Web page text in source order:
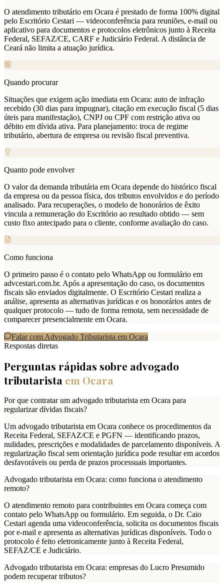
O atendimento tributário em Ocara é prestado de forma 100% digital
pelo Escritório Cestari — videoconferência para reuniões, e-mail ou
aplicativo para documentos e protocolos eletrônicos junto à Receita
Federal, SEFAZ/CE, CARF e Judiciário Federal. A distância de
Ceará não limita a atuação jurídica.
Quando procurar
Situações que exigem ação imediata em Ocara: auto de infração
recebido (30 dias para impugnar), citação em execução fiscal (5 dias
úteis para manifestação), CNPJ ou CPF com restrição ativa ou
débito em dívida ativa. Para planejamento: troca de regime
tributário, abertura de empresa ou revisão fiscal preventiva.
Quanto pode envolver
O valor da demanda tributária em Ocara depende do histórico fiscal
da empresa ou da pessoa física, dos tributos envolvidos e do período
analisado. Para recuperações, o modelo de honorários de êxito
vincula a remuneração do Escritório ao resultado obtido — sem
custo fixo antecipado para o cliente, conforme avaliação do caso.
Como funciona
O primeiro passo é o contato pelo WhatsApp ou formulário em
advcestari.com.br. Após a apresentação do caso, os documentos
fiscais são enviados digitalmente. O Escritório Cestari realiza a
análise, apresenta as alternativas jurídicas e os honorários antes de
qualquer protocolo — tudo de forma remota, sem necessidade de
comparecer presencialmente em Ocara.
Falar com Advogado Tributarista em Ocara
Respostas diretas
Perguntas rápidas sobre advogado
tributarista em Ocara
Por que contratar um advogado tributarista em Ocara para
regularizar dívidas fiscais?
Um advogado tributarista em Ocara conhece os procedimentos da
Receita Federal, SEFAZ/CE e PGFN — identificando prazos,
nulidades, prescrições e modalidades de parcelamento disponíveis. A
regularização fiscal sem orientação jurídica pode resultar em acordos
desfavoráveis ou perda de prazos processuais importantes.
Advogado tributarista em Ocara: como funciona o atendimento
remoto?
O atendimento remoto para contribuintes em Ocara começa com
contato pelo WhatsApp ou formulário. Em seguida, o Dr. Caio
Cestari agenda uma videoconferência, solicita os documentos fiscais
por e-mail e apresenta as alternativas jurídicas disponíveis. Todo o
protocolo é feito eletronicamente junto à Receita Federal,
SEFAZ/CE e Judiciário.
Advogado tributarista em Ocara: empresas do Lucro Presumido
podem recuperar tributos?